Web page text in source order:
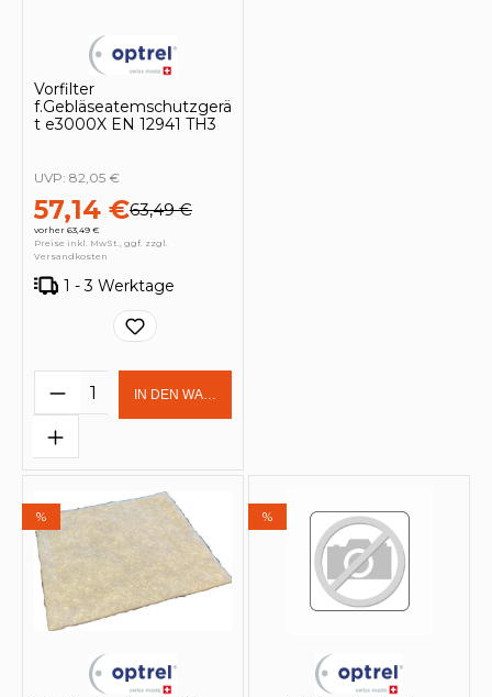
Vorfilter
f.Gebläseatemschutzgerä
t e3000X EN 12941 TH3
57,14 €63,49 €
vorher 63,49 €
UVP: 82,05 €
Preise inkl. MwSt., ggf. zzgl.
Versandkosten
1 - 3 Werktage
Produkt Anzahl: Gib den
IN DEN WARENKORB
% %